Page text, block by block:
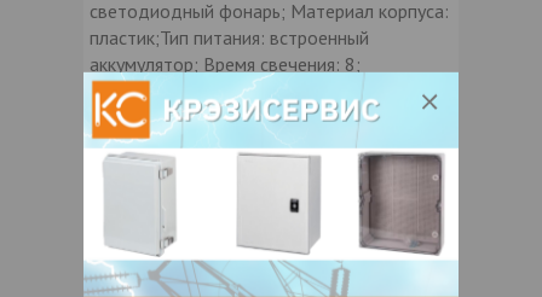
светодиодный фонарь; Материал корпуса:
пластик;Тип питания: встроенный
аккумулятор; Время свечения: 8;
Напряжение, V: 220
Контакты продавца
Оставьте электронный заказ с помощью
кнопки "Заказать" и мы подберем для
Вас подходящую компанию
поставщика.